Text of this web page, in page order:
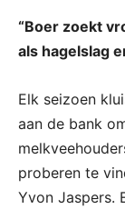
“Boer zoekt
als hagelslag
Elk seizoen
aan de bank
proberen te
Yvon Jaspers.